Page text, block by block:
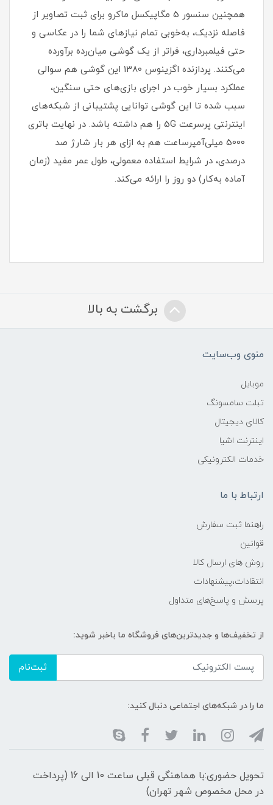
همچنین سنسور 5 مگاپیکسل ماکرو برای ثبت تصاویر از
فاصله نزدیک، به‌خوبی تمام نیاز‌های شما را در عکاسی و
حتی فیلمبرداری، فراتر از یک گوشی میان‌رده برآورده
می‌کنند. پردازنده اگزینوس 1380 این گوشی هم سوالی
عملکرد بسیار خوب در اجرای بازی‌های حتی سنگین،
سبب شده تا این گوشی توانایی پشتیبانی از شبکه‌های
اینترنتی پرسرعت 5G را هم داشته باشد. در نهایت باتری
5000 میلی‌آمپر‌ساعت هم به ازای هر بار شارژ صد
درصدی، در شرایط استفاده معمولی، طول عمر مفید (زمان
آماده به‌کار) دو روز را ارائه می‌کند.
برگشت به بالا
منوی وب‌سایت
موبایل
تبلت سامسونگ
کالای دیجیتال
اینترنت اشیا
خدمات الکترونیکی
ارتباط با ما
راهنما ثبت سفارش
قوانین
روش های ارسال کالا
انتقادات،پیشنهادات
پرسش و پاسخ‌های متداول
از تخفیف‌ها و جدیدترین‌های فروشگاه ما باخبر شوید:
ثبت‌نام
ما را در شبکه‌های اجتماعی دنبال کنید:
تحویل حضوری:با هماهنگی قبلی ساعت 10 الی 16 (پرداخت
در محل مخصوص شهر تهران)